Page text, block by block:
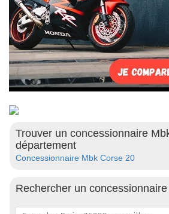
Trouver un concessionnaire
département
Concessionnaire Mbk Corse 20
Rechercher un concessionnaire